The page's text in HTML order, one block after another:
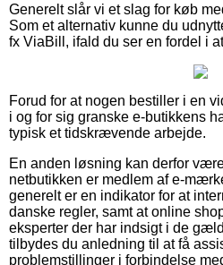
Generelt slår vi et slag for køb
Som et alternativ kunne du
fx ViaBill, ifald du ser en fordel i
Forud for at nogen bestiller i en
i og for sig granske e-butikkens
typisk et tidskrævende arbejde.
En anden løsning kan derfor
netbutikken er medlem af e-
generelt er en indikator for at
danske regler, samt at online
eksperter der har indsigt i de
tilbydes du anledning til at få
problemstillinger i forbindelse